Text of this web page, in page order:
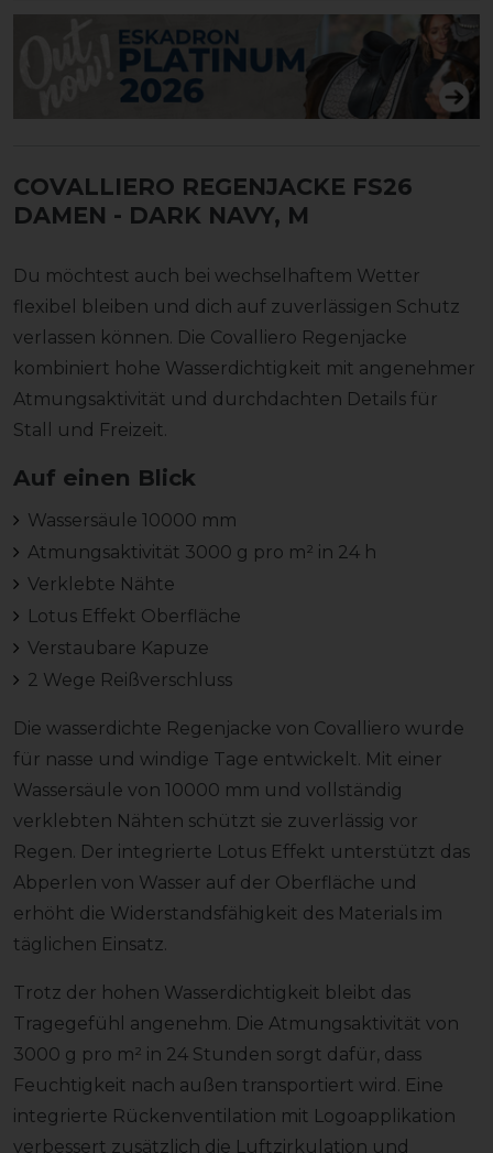
COVALLIERO REGENJACKE FS26
DAMEN - DARK NAVY, M
Du möchtest auch bei wechselhaftem Wetter
flexibel bleiben und dich auf zuverlässigen Schutz
verlassen können. Die Covalliero Regenjacke
kombiniert hohe Wasserdichtigkeit mit angenehmer
Atmungsaktivität und durchdachten Details für
Stall und Freizeit.
Auf einen Blick
Wassersäule 10000 mm
Atmungsaktivität 3000 g pro m² in 24 h
Verklebte Nähte
Lotus Effekt Oberfläche
Verstaubare Kapuze
2 Wege Reißverschluss
Die wasserdichte Regenjacke von Covalliero wurde
für nasse und windige Tage entwickelt. Mit einer
Wassersäule von 10000 mm und vollständig
verklebten Nähten schützt sie zuverlässig vor
Regen. Der integrierte Lotus Effekt unterstützt das
Abperlen von Wasser auf der Oberfläche und
erhöht die Widerstandsfähigkeit des Materials im
täglichen Einsatz.
Trotz der hohen Wasserdichtigkeit bleibt das
Tragegefühl angenehm. Die Atmungsaktivität von
3000 g pro m² in 24 Stunden sorgt dafür, dass
Feuchtigkeit nach außen transportiert wird. Eine
integrierte Rückenventilation mit Logoapplikation
verbessert zusätzlich die Luftzirkulation und